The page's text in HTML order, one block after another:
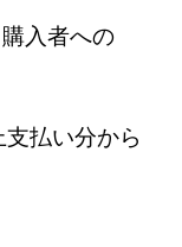
入者への
払い分から